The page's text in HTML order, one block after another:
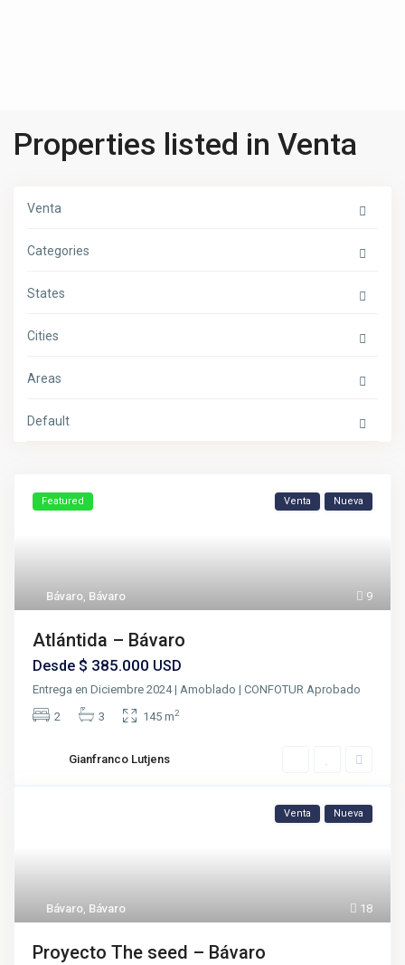
Properties listed in Venta
Venta
Categories
States
Cities
Areas
Default
9
Bávaro, Bávaro
Featured Venta Nueva
Atlántida – Bávaro
Desde $ 385.000 USD
Entrega en Diciembre 2024 | Amoblado | CONFOTUR Aprobado
2
3 145 m2
Gianfranco Lutjens
18
Bávaro, Bávaro
Venta Nueva
Proyecto The seed – Bávaro